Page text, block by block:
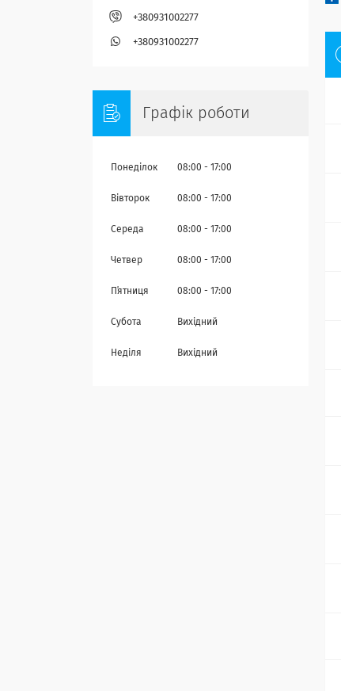
+380931002277
+380931002277
Графік роботи
Понеділок 08:00 17:00
Вівторок 08:00 17:00
Середа 08:00 17:00
Четвер 08:00 17:00
Пʼятниця 08:00 17:00
Субота Вихідний
Неділя Вихідний